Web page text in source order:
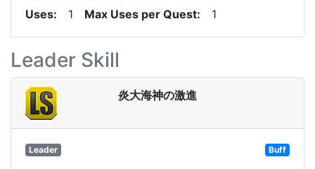
Uses
1 Max Uses per Quest 1
Leader Skill
炎大海神の激進
Leader Buff